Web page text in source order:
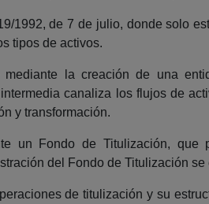
1992, de 7 de julio, donde solo
tipos de activos.
la creación de una
canaliza los flujos de
y transformación.
un Fondo de Titulización,
del Fondo de Titulización
de titulización y su